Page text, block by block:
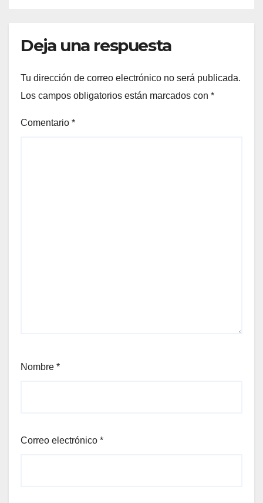
Deja una respuesta
Tu dirección de correo electrónico no será publicada.
Los campos obligatorios están marcados con *
Comentario *
Nombre *
Correo electrónico *